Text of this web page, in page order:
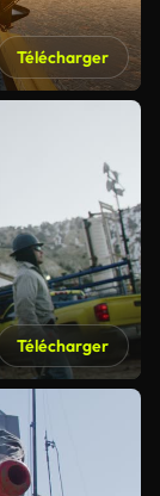
Télécharger
Télécharger